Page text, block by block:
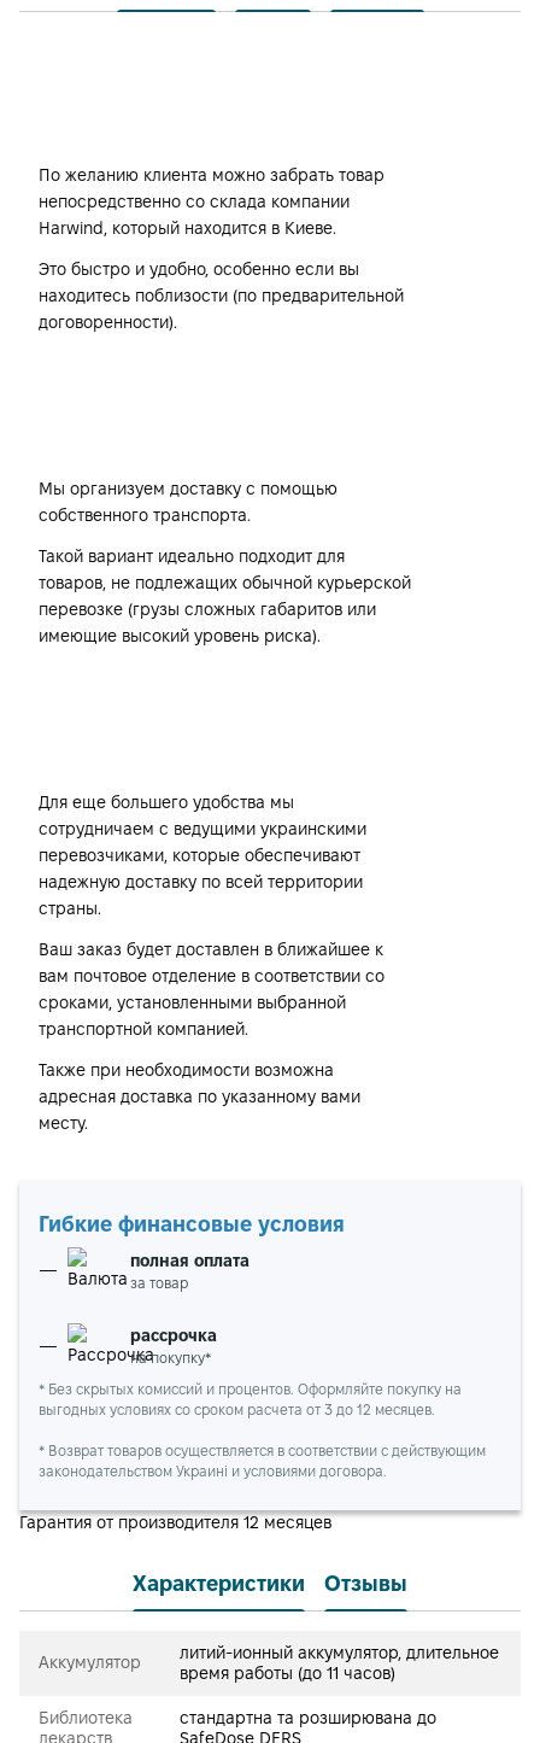
По желанию клиента можно забрать товар
непосредственно со склада компании
Harwind, который находится в Киеве.
Это быстро и удобно, особенно если вы
находитесь поблизости (по предварительной
договоренности).
Мы организуем доставку с помощью
собственного транспорта.
Такой вариант идеально подходит для
товаров, не подлежащих обычной курьерской
перевозке (грузы сложных габаритов или
имеющие высокий уровень риска).
Для еще большего удобства мы
сотрудничаем с ведущими украинскими
перевозчиками, которые обеспечивают
надежную доставку по всей территории
страны.
Ваш заказ будет доставлен в ближайшее к
вам почтовое отделение в соответствии со
сроками, установленными выбранной
транспортной компанией.
Также при необходимости возможна
адресная доставка по указанному вами
месту.
Гибкие финансовые условия
полная оплата
за товар
рассрочка
на покупку*
* Без скрытых комиссий и процентов. Оформляйте покупку на
выгодных условиях со сроком расчета от 3 до 12 месяцев.
* Возврат товаров осуществляется в соответствии с действующим
законодательством Украині и условиями договора.
Гарантия от производителя 12 месяцев
Характеристики Отзывы
Аккумулятор
литий-ионный аккумулятор, длительное
время работы (до 11 часов)
Библиотека
лекарств
стандартна та розширювана до
SafeDose DERS